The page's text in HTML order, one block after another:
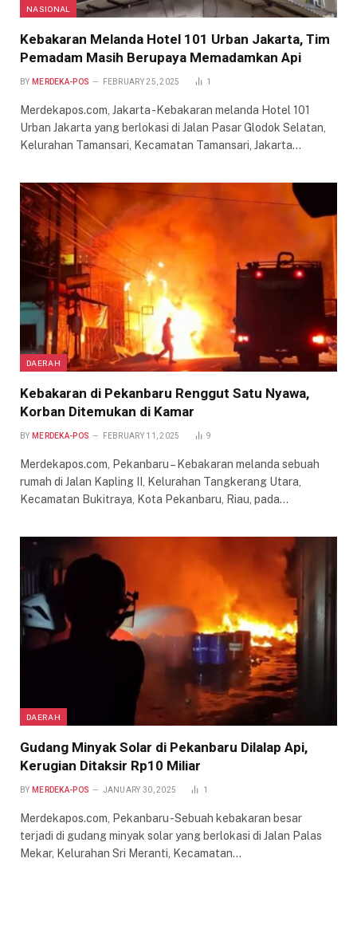
NASIONAL
Kebakaran Melanda Hotel 101 Urban Jakarta, Tim
Pemadam Masih Berupaya Memadamkan Api
BY MERDEKA-POS FEBRUARY 25, 2025 1
Merdekapos.com, Jakarta -Kebakaran melanda Hotel 101
Urban Jakarta yang berlokasi di Jalan Pasar Glodok Selatan,
Kelurahan Tamansari, Kecamatan Tamansari, Jakarta…
DAERAH
Kebakaran di Pekanbaru Renggut Satu Nyawa,
Korban Ditemukan di Kamar
BY MERDEKA-POS FEBRUARY 11, 2025 9
Merdekapos.com, Pekanbaru – Kebakaran melanda sebuah
rumah di Jalan Kapling II, Kelurahan Tangkerang Utara,
Kecamatan Bukitraya, Kota Pekanbaru, Riau, pada…
DAERAH
Gudang Minyak Solar di Pekanbaru Dilalap Api,
Kerugian Ditaksir Rp10 Miliar
BY MERDEKA-POS JANUARY 30, 2025 1
Merdekapos.com, Pekanbaru -Sebuah kebakaran besar
terjadi di gudang minyak solar yang berlokasi di Jalan Palas
Mekar, Kelurahan Sri Meranti, Kecamatan…